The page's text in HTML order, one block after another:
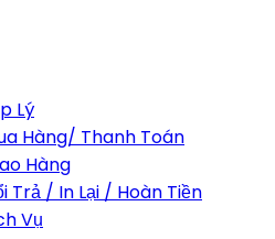
Lý
Hàng/ Thanh Toán
Hàng
Trả / In Lại / Hoàn Tiền
Vụ